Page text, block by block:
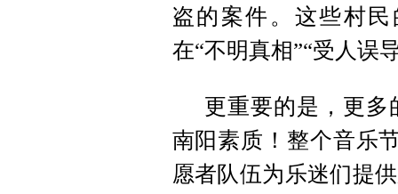
盗的案件。这些村
在“不明真相”“受人误
更重要的是，更
南阳素质！整个音乐
愿者队伍为乐迷们提